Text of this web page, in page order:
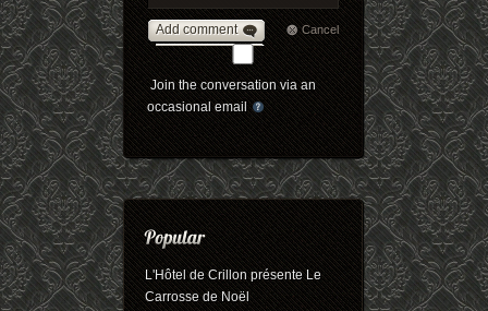
Add comment Cancel
Join the conversation via an
occasional email
L'Hôtel de Crillon présente Le
Carrosse de Noël